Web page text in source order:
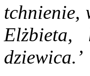
tchnienie,
Elżbieta,
dziewica.’